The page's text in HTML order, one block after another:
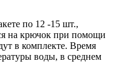
по 12 -15 шт.,
на крючок при помощи
в комплекте. Время
воды, в среднем